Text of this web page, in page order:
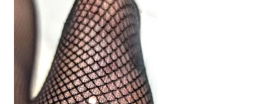
Recenzje
Rozwiń
menu
potomne